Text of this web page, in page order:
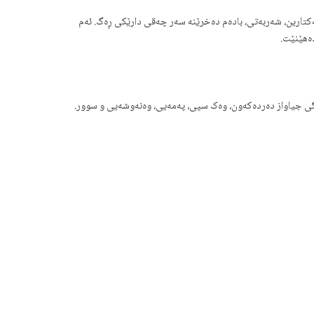
شەربەتی، بادەم دەخرێنە سەر چەقی دارێکی ڕەگ. ئەم
جیاواز دەردەکەون، وەک سپی، پەمەیی، وەنەوشەیی و سوور.